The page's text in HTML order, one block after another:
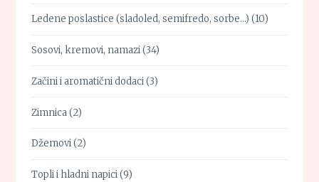
Ledene poslastice (sladoled, semifredo, sorbe…) (10)
Sosovi, kremovi, namazi(34)
Začini i aromatični dodaci(3)
Zimnica(2)
Džemovi(2)
Topli i hladni napici(9)